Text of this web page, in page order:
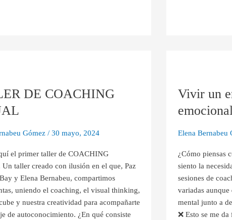
DE COACHING
Gómez / 30 mayo, 2024
el primer taller de COACHING
taller creado con ilusión en el que, Paz
y Elena Bernabeu, compartimos
uniendo el coaching, el visual thinking,
y nuestra creatividad para acompañarte
de autoconocimiento. ¿En qué consiste
Vivir un
Elena Bernabeu
¿Cómo piensas
siento la
sesiones de
variadas
mental junto a
❌ Esto se me
error
inteligencia